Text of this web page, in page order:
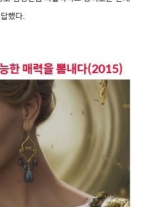
했다.
한 매력을 뽐내다(2015)